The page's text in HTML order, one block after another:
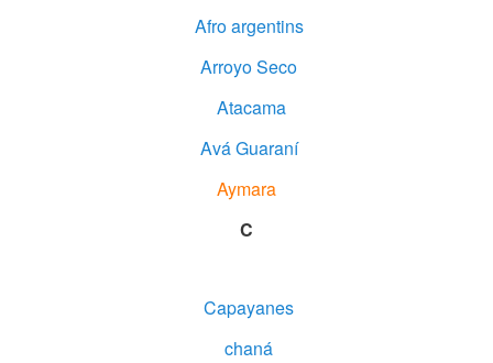
Afro argentins
Arroyo Seco
Atacama
Avá Guaraní
Aymara
C
Capayanes
chaná